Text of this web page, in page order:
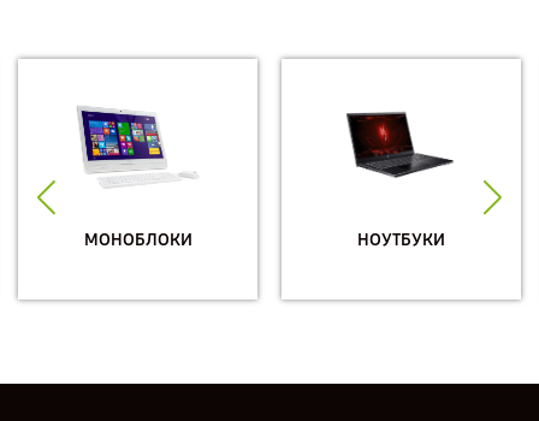
МОНОБЛОКИ НОУТБУКИ